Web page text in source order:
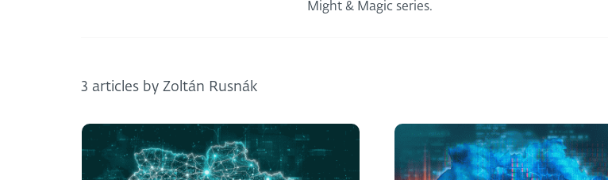
Might & Magic series.
3 articles by Zoltán Rusnák